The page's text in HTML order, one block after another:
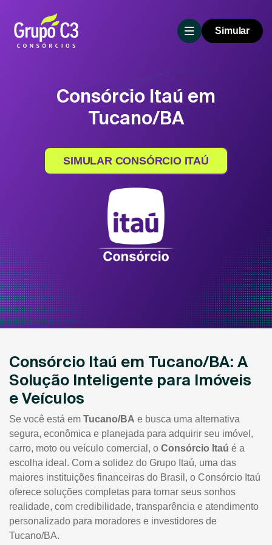
Simular
Consórcio Itaú em
Tucano/BA
SIMULAR CONSÓRCIO ITAÚ
Consórcio Itaú em Tucano/BA: A
Solução Inteligente para Imóveis
e Veículos
Se você está em Tucano/BA e busca uma alternativa
segura, econômica e planejada para adquirir seu imóvel,
carro, moto ou veículo comercial, o Consórcio Itaú é a
escolha ideal. Com a solidez do Grupo Itaú, uma das
maiores instituições financeiras do Brasil, o Consórcio Itaú
oferece soluções completas para tornar seus sonhos
realidade, com credibilidade, transparência e atendimento
personalizado para moradores e investidores de
Tucano/BA.